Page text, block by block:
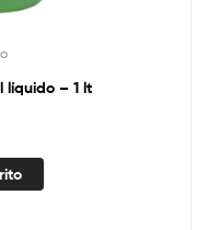
líquido – 1 lt